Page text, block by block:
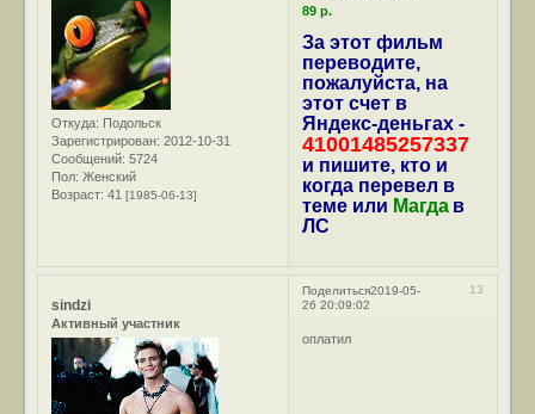
Откуда: Подольск
Зарегистрирован: 2012-10-31
Сообщений: 5724
Пол: Женский
Возраст: 41[1985-06-13]
89 р.
За этот фильм
переводите,
пожалуйста, на
этот счет в
Яндекс-деньгах -
41001485257337
и пишите, кто и
когда перевел в
теме или Магда в
ЛС
Поделиться 13
2019-05-
26 20:09:02
sindzi
Активный участник
оплатил